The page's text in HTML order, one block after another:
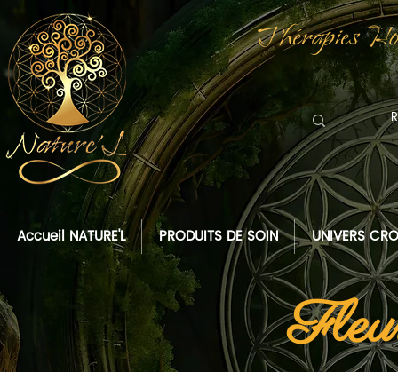
Thérapies
Accueil NATURE'L PRODUITS DE SOIN UNIVERS